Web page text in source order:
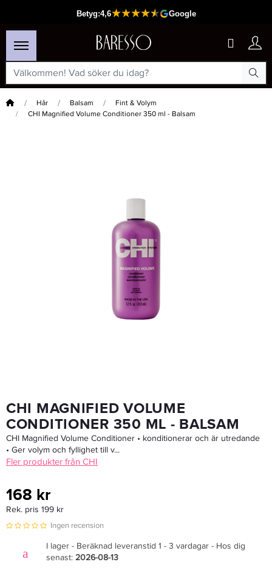
Hem Hår Balsam
Fint & Volym
CHI Magnified Volume Conditioner 350 ml - Balsam
Maria Nila Head & Hair Heal Care Duo 2x500 Ml
Rek. pris 849 kr 669 kr
CHI MAGNIFIED VOLUME
CONDITIONER 350 ML - BALSAM
CHI Magnified Volume Conditioner • konditionerar och är utredande
• Ger volym och fyllighet till v...
Fler produkter från CHI
168 kr
Rek. pris 199 kr
Ingen recension
I lager - Beräknad leveranstid 1 - 3 vardagar - Hos dig
senast: 2026-08-13